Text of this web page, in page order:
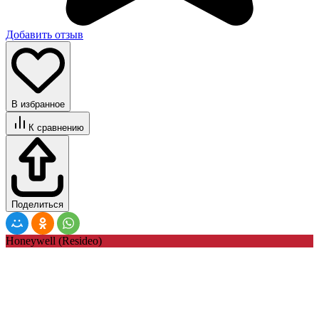
Добавить отзыв
В избранное
К сравнению
Поделиться
Honeywell (Resideo)